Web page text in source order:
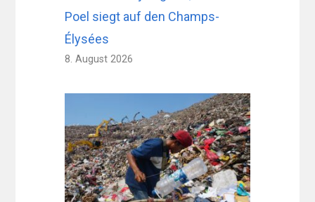
Poel siegt auf den Champs-
Élysées
8. August 2026